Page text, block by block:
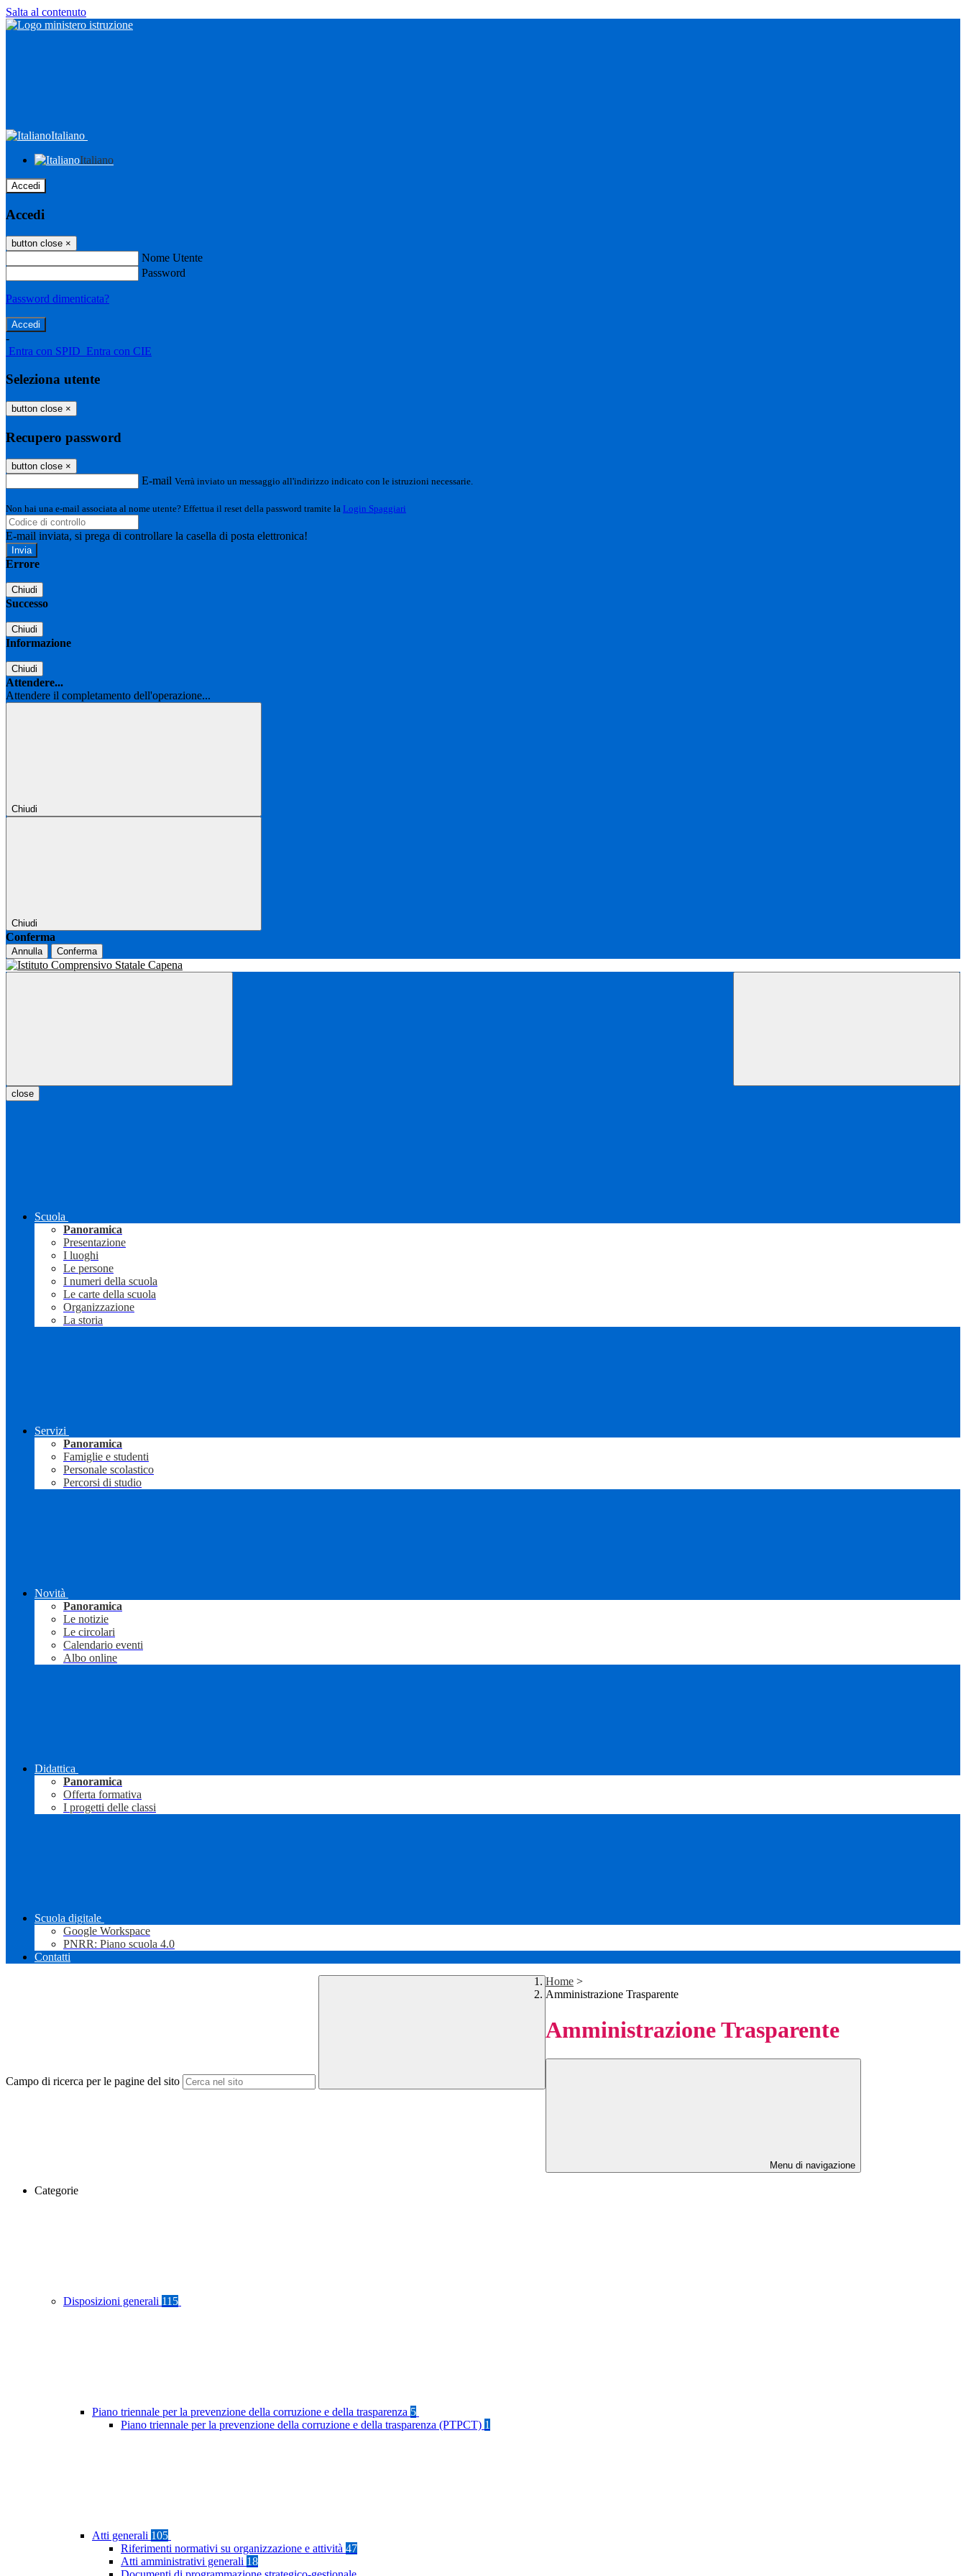
Salta al contenuto
Italiano
Italiano
Accedi
Accedi
button close ×
Nome Utente
Password
Password dimenticata?
-
Entra con SPID Entra con CIE
Seleziona utente
button close ×
Recupero password
button close ×
E-mail Verrà inviato un messaggio all'indirizzo indicato con le istruzioni necessarie.
Non hai una e-mail associata al nome utente? Effettua il reset della password tramite la Login Spaggiari
E-mail inviata, si prega di controllare la casella di posta elettronica!
Errore
Chiudi
Successo
Chiudi
Informazione
Chiudi
Attendere...
Attendere il completamento dell'operazione...
Chiudi
Chiudi
Conferma
Annulla Conferma
close
Scuola
Panoramica
Presentazione
I luoghi
Le persone
I numeri della scuola
Le carte della scuola
Organizzazione
La storia
Servizi
Panoramica
Famiglie e studenti
Personale scolastico
Percorsi di studio
Novità
Panoramica
Le notizie
Le circolari
Calendario eventi
Albo online
Didattica
Panoramica
Offerta formativa
I progetti delle classi
Scuola digitale
Google Workspace
PNRR: Piano scuola 4.0
Contatti
Campo di ricerca per le pagine del sito
Home >
Amministrazione Trasparente
Amministrazione Trasparente
Menu di navigazione
Categorie
Disposizioni generali 115
Piano triennale per la prevenzione della corruzione e della trasparenza 5
Piano triennale per la prevenzione della corruzione e della trasparenza (PTPCT) 1
Atti generali 105
Riferimenti normativi su organizzazione e attività 47
Atti amministrativi generali 18